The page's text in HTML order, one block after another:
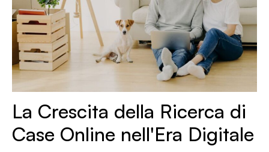
La Crescita della Ricerca di
Case Online nell'Era Digitale